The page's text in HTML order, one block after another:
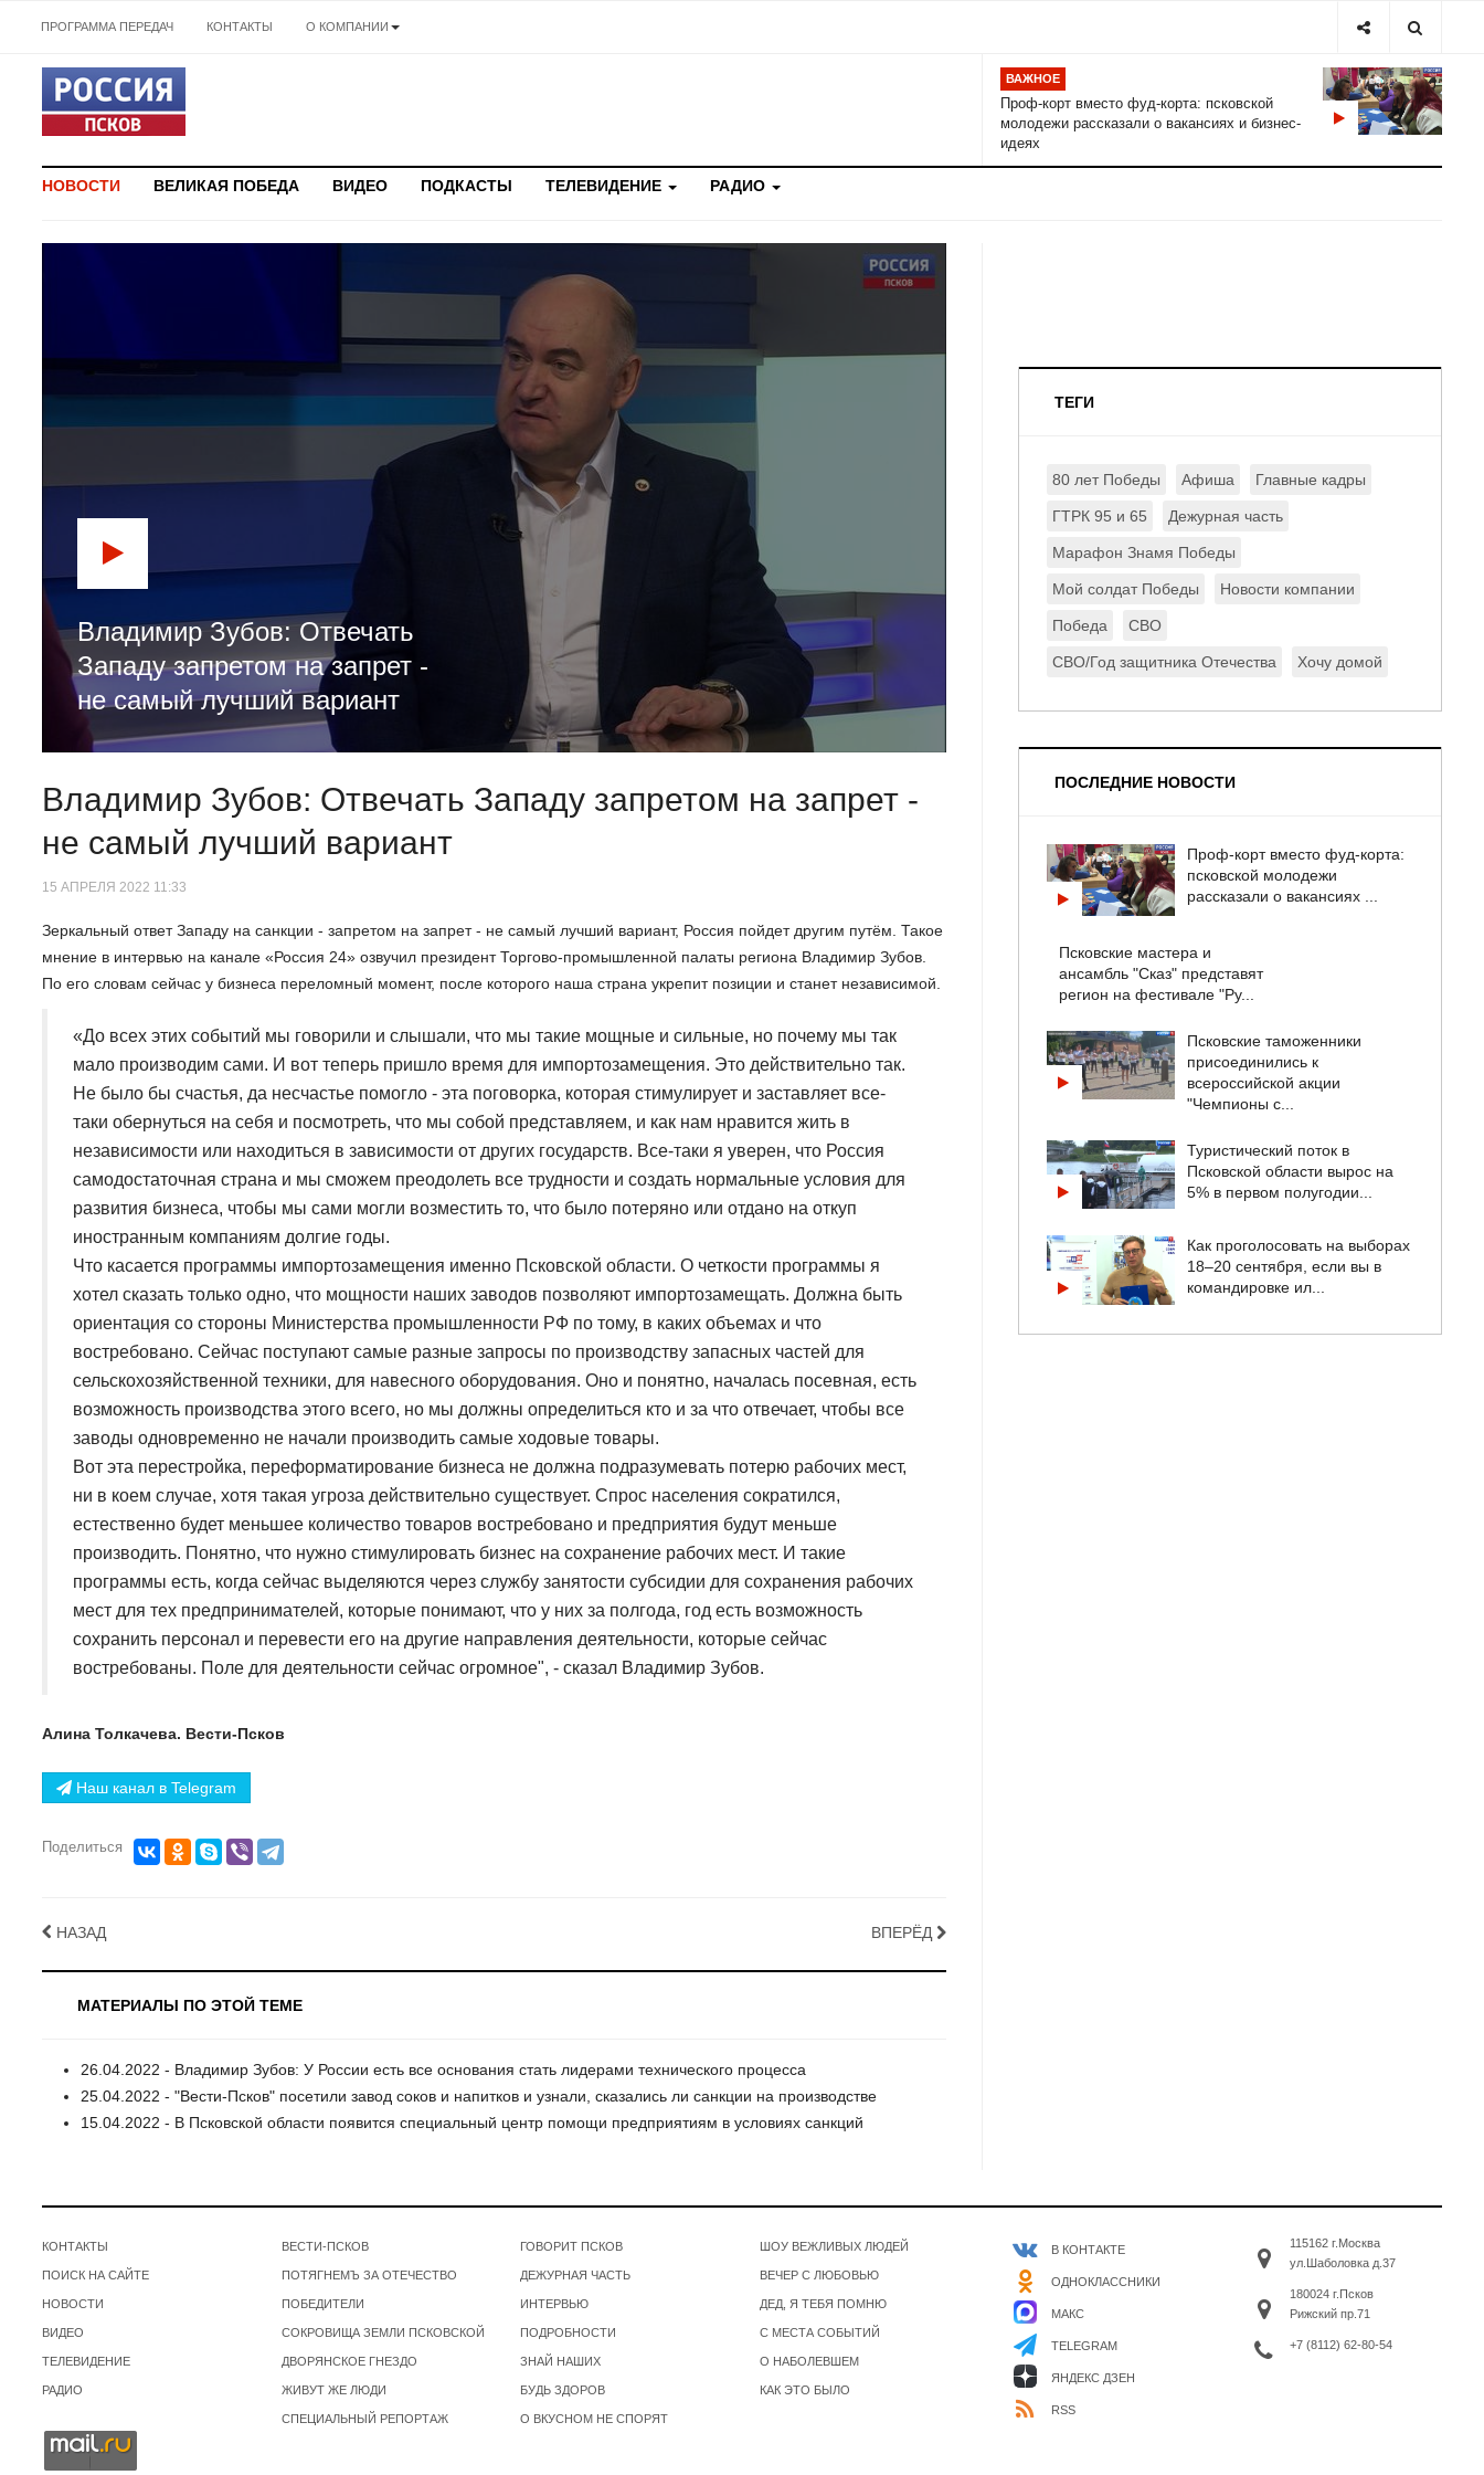
ПРОГРАММА ПЕРЕДАЧ КОНТАКТЫ О КОМПАНИИ
ВАЖНОЕ
Проф-корт вместо фуд-корта: псковской
молодежи рассказали о вакансиях и бизнес-
идеях
НОВОСТИ ВЕЛИКАЯ ПОБЕДА ВИДЕО ПОДКАСТЫ ТЕЛЕВИДЕНИЕ РАДИО
Владимир Зубов: Отвечать
Западу запретом на запрет -
не самый лучший вариант
Владимир Зубов: Отвечать Западу запретом на запрет -
не самый лучший вариант
15 АПРЕЛЯ 2022 11:33
Зеркальный ответ Западу на санкции - запретом на запрет - не самый лучший вариант, Россия пойдет другим путём. Такое
мнение в интервью на канале «Россия 24» озвучил президент Торгово-промышленной палаты региона Владимир Зубов.
По его словам сейчас у бизнеса переломный момент, после которого наша страна укрепит позиции и станет независимой.
«До всех этих событий мы говорили и слышали, что мы такие мощные и сильные, но почему мы так
мало производим сами. И вот теперь пришло время для импортозамещения. Это действительно так.
Не было бы счастья, да несчастье помогло - эта поговорка, которая стимулирует и заставляет все-
таки обернуться на себя и посмотреть, что мы собой представляем, и как нам нравится жить в
независимости или находиться в зависимости от других государств. Все-таки я уверен, что Россия
самодостаточная страна и мы сможем преодолеть все трудности и создать нормальные условия для
развития бизнеса, чтобы мы сами могли возместить то, что было потеряно или отдано на откуп
иностранным компаниям долгие годы.
Что касается программы импортозамещения именно Псковской области. О четкости программы я
хотел сказать только одно, что мощности наших заводов позволяют импортозамещать. Должна быть
ориентация со стороны Министерства промышленности РФ по тому, в каких объемах и что
востребовано. Сейчас поступают самые разные запросы по производству запасных частей для
сельскохозяйственной техники, для навесного оборудования. Оно и понятно, началась посевная, есть
возможность производства этого всего, но мы должны определиться кто и за что отвечает, чтобы все
заводы одновременно не начали производить самые ходовые товары.
Вот эта перестройка, переформатирование бизнеса не должна подразумевать потерю рабочих мест,
ни в коем случае, хотя такая угроза действительно существует. Спрос населения сократился,
естественно будет меньшее количество товаров востребовано и предприятия будут меньше
производить. Понятно, что нужно стимулировать бизнес на сохранение рабочих мест. И такие
программы есть, когда сейчас выделяются через службу занятости субсидии для сохранения рабочих
мест для тех предпринимателей, которые понимают, что у них за полгода, год есть возможность
сохранить персонал и перевести его на другие направления деятельности, которые сейчас
востребованы. Поле для деятельности сейчас огромное", - сказал Владимир Зубов.
Алина Толкачева. Вести-Псков
Наш канал в Telegram
Поделиться
НАЗАД ВПЕРЁД
МАТЕРИАЛЫ ПО ЭТОЙ ТЕМЕ
26.04.2022 - Владимир Зубов: У России есть все основания стать лидерами технического процесса
25.04.2022 - "Вести-Псков" посетили завод соков и напитков и узнали, сказались ли санкции на производстве
15.04.2022 - В Псковской области появится специальный центр помощи предприятиям в условиях санкций
ТЕГИ
80 лет Победы Афиша Главные кадры
ГТРК 95 и 65 Дежурная часть
Марафон Знамя Победы
Мой солдат Победы Новости компании
Победа СВО
СВО/Год защитника Отечества Хочу домой
ПОСЛЕДНИЕ НОВОСТИ
Проф-корт вместо фуд-корта:
псковской молодежи
рассказали о вакансиях ...
Псковские мастера и
ансамбль "Сказ" представят
регион на фестивале "Ру...
Псковские таможенники
присоединились к
всероссийской акции
"Чемпионы с...
Туристический поток в
Псковской области вырос на
5% в первом полугодии...
Как проголосовать на выборах
18–20 сентября, если вы в
командировке ил...
КОНТАКТЫ
ПОИСК НА САЙТЕ
НОВОСТИ
ВИДЕО
ТЕЛЕВИДЕНИЕ
РАДИО
ВЕСТИ-ПСКОВ
ПОТЯГНЕМЪ ЗА ОТЕЧЕСТВО
ПОБЕДИТЕЛИ
СОКРОВИЩА ЗЕМЛИ ПСКОВСКОЙ
ДВОРЯНСКОЕ ГНЕЗДО
ЖИВУТ ЖЕ ЛЮДИ
СПЕЦИАЛЬНЫЙ РЕПОРТАЖ
ГОВОРИТ ПСКОВ
ДЕЖУРНАЯ ЧАСТЬ
ИНТЕРВЬЮ
ПОДРОБНОСТИ
ЗНАЙ НАШИХ
БУДЬ ЗДОРОВ
О ВКУСНОМ НЕ СПОРЯТ
ШОУ ВЕЖЛИВЫХ ЛЮДЕЙ
ВЕЧЕР С ЛЮБОВЬЮ
ДЕД, Я ТЕБЯ ПОМНЮ
С МЕСТА СОБЫТИЙ
О НАБОЛЕВШЕМ
КАК ЭТО БЫЛО
В КОНТАКТЕ
ОДНОКЛАССНИКИ
МАКС
TELEGRAM
ЯНДЕКС ДЗЕН
RSS
115162 г.Москва
ул.Шаболовка д.37
180024 г.Псков
Рижский пр.71
+7 (8112) 62-80-54